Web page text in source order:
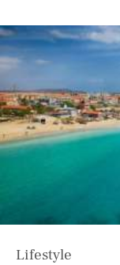
Lifestyle